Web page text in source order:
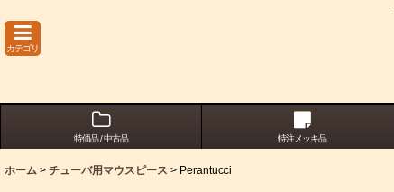
カテゴリ
特価品 / 中古品 特注メッキ品
ホーム > チューバ用マウスピース > Perantucci